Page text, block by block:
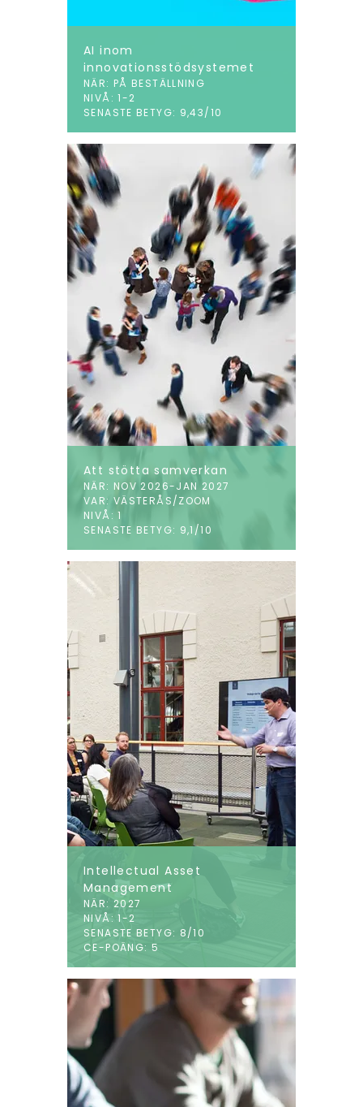
AI inom
innovationsstödsystemet
NÄR: PÅ BESTÄLLNING
NIVÅ: 1-2
SENASTE BETYG: 9,43/10
Att stötta samverkan
NÄR: NOV 2026-JAN 2027
VAR: VÄSTERÅS/ZOOM
NIVÅ: 1
SENASTE BETYG: 9,1/10
Intellectual Asset
Management
NÄR: 2027
NIVÅ: 1-2
SENASTE BETYG: 8/10
CE-POÄNG: 5